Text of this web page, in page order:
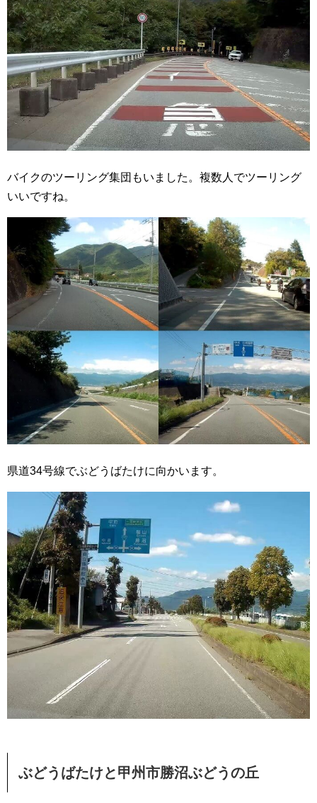
バイクのツーリング集団もいました。複数人でツーリング
いいですね。
県道34号線でぶどうばたけに向かいます。
ぶどうばたけと甲州市勝沼ぶどうの丘